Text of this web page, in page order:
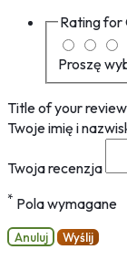
Rating for
Proszę
Title of your review
Twoje imię i
Twoja recenzja
* Pola wymagane
Anuluj Wyślij